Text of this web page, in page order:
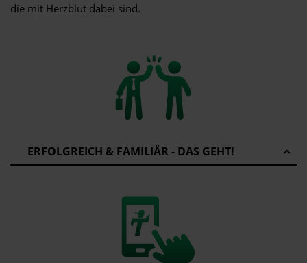
die mit Herzblut dabei sind.
ERFOLGREICH & FAMILIÄR - DAS GEHT!